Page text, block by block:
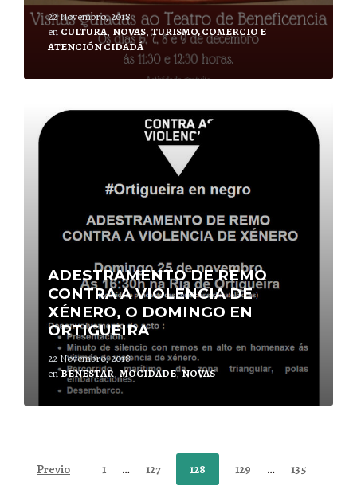
22 Novembro, 2018
en CULTURA, NOVAS,TURISMO, COMERCIO E
ATENCIÓN CIDADÁ
ADESTRAMENTO DE REMO
CONTRA A VIOLENCIA DE
XÉNERO, O DOMINGO EN
ORTIGUEIRA
22 Novembro, 2018
enBENESTAR,MOCIDADE,NOVAS
mais
Paxinación
Previo 1 … 127 128 129 …
135